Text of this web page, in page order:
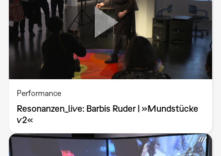
Performance
Resonanzen_live: Barbis Ruder | »Mundstücke
v2«